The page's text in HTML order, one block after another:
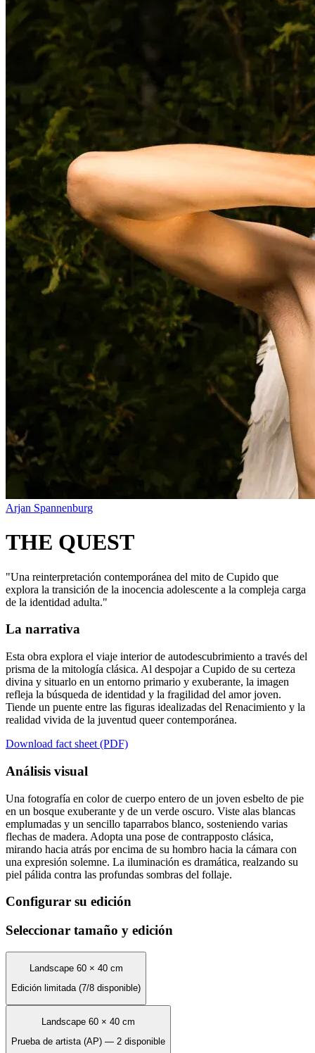
Arjan Spannenburg
THE QUEST
"Una reinterpretación contemporánea del mito de Cupido que
explora la transición de la inocencia adolescente a la compleja carga
de la identidad adulta."
La narrativa
Esta obra explora el viaje interior de autodescubrimiento a través del
prisma de la mitología clásica. Al despojar a Cupido de su certeza
divina y situarlo en un entorno primario y exuberante, la imagen
refleja la búsqueda de identidad y la fragilidad del amor joven.
Tiende un puente entre las figuras idealizadas del Renacimiento y la
realidad vivida de la juventud queer contemporánea.
Download fact sheet (PDF)
Análisis visual
Una fotografía en color de cuerpo entero de un joven esbelto de pie
en un bosque exuberante y de un verde oscuro. Viste alas blancas
emplumadas y un sencillo taparrabos blanco, sosteniendo varias
flechas de madera. Adopta una pose de contrapposto clásica,
mirando hacia atrás por encima de su hombro hacia la cámara con
una expresión solemne. La iluminación es dramática, realzando su
piel pálida contra las profundas sombras del follaje.
Configurar su edición
Seleccionar tamaño y edición
Landscape 60 × 40 cm
Edición limitada (7/8 disponible)
Landscape 60 × 40 cm
Prueba de artista (AP) — 2 disponible